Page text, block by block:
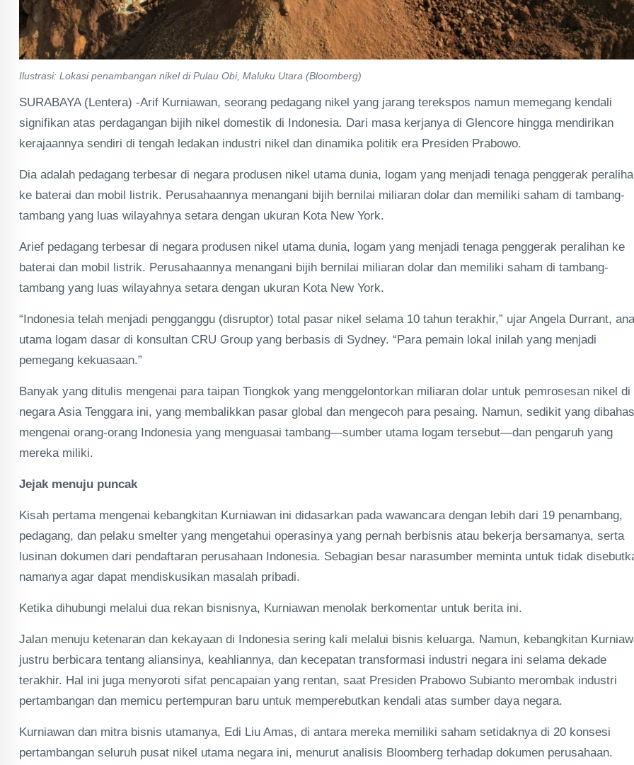
Ilustrasi: Lokasi penambangan nikel di Pulau Obi, Maluku Utara (Bloomberg)
SURABAYA (Lentera) -Arif Kurniawan, seorang pedagang nikel yang jarang terekspos namun memegang kendali
signifikan atas perdagangan bijih nikel domestik di Indonesia. Dari masa kerjanya di Glencore hingga mendirikan
kerajaannya sendiri di tengah ledakan industri nikel dan dinamika politik era Presiden Prabowo.
Dia adalah pedagang terbesar di negara produsen nikel utama dunia, logam yang menjadi tenaga penggerak
ke baterai dan mobil listrik. Perusahaannya menangani bijih bernilai miliaran dolar dan memiliki saham di tambang-
tambang yang luas wilayahnya setara dengan ukuran Kota New York.
Arief pedagang terbesar di negara produsen nikel utama dunia, logam yang menjadi tenaga penggerak peralihan ke
baterai dan mobil listrik. Perusahaannya menangani bijih bernilai miliaran dolar dan memiliki saham di tambang-
tambang yang luas wilayahnya setara dengan ukuran Kota New York.
“Indonesia telah menjadi pengganggu (disruptor) total pasar nikel selama 10 tahun terakhir,” ujar Angela Durrant,
utama logam dasar di konsultan CRU Group yang berbasis di Sydney. “Para pemain lokal inilah yang menjadi
pemegang kekuasaan.”
Banyak yang ditulis mengenai para taipan Tiongkok yang menggelontorkan miliaran dolar untuk pemrosesan nikel di
negara Asia Tenggara ini, yang membalikkan pasar global dan mengecoh para pesaing. Namun, sedikit yang dibahas
mengenai orang-orang Indonesia yang menguasai tambang—sumber utama logam tersebut—dan pengaruh yang
mereka miliki.
Jejak menuju puncak
Kisah pertama mengenai kebangkitan Kurniawan ini didasarkan pada wawancara dengan lebih dari 19 penambang,
pedagang, dan pelaku smelter yang mengetahui operasinya yang pernah berbisnis atau bekerja bersamanya, serta
lusinan dokumen dari pendaftaran perusahaan Indonesia. Sebagian besar narasumber meminta untuk tidak
namanya agar dapat mendiskusikan masalah pribadi.
Ketika dihubungi melalui dua rekan bisnisnya, Kurniawan menolak berkomentar untuk berita ini.
Jalan menuju ketenaran dan kekayaan di Indonesia sering kali melalui bisnis keluarga. Namun, kebangkitan
justru berbicara tentang aliansinya, keahliannya, dan kecepatan transformasi industri negara ini selama dekade
terakhir. Hal ini juga menyoroti sifat pencapaian yang rentan, saat Presiden Prabowo Subianto merombak industri
pertambangan dan memicu pertempuran baru untuk memperebutkan kendali atas sumber daya negara.
Kurniawan dan mitra bisnis utamanya, Edi Liu Amas, di antara mereka memiliki saham setidaknya di 20 konsesi
pertambangan seluruh pusat nikel utama negara ini, menurut analisis Bloomberg terhadap dokumen perusahaan.